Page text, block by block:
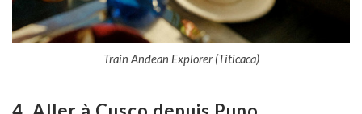
Train Andean Explorer (Titicaca)